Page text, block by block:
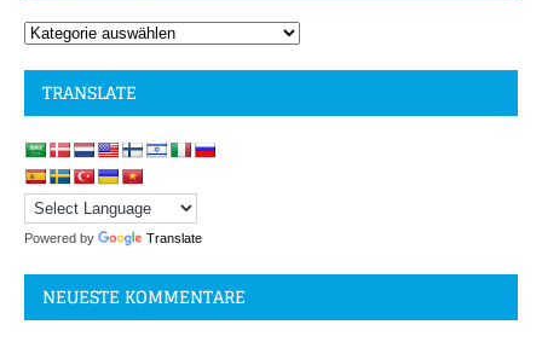
TRANSLATE
Powered by Translate
NEUESTE KOMMENTARE